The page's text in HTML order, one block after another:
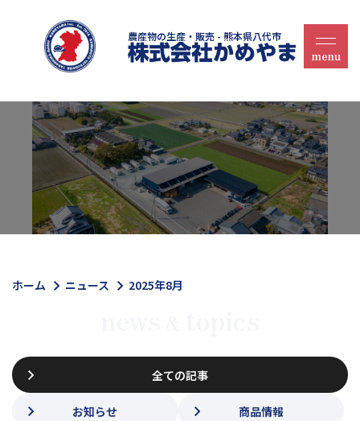
農産物の生産・販売 - 熊本県八代市
ホーム ニュース 2025年8月
全ての記事
お知らせ 商品情報